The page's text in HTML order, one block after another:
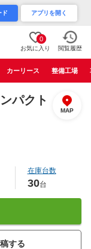
ド アプリを開く
0
お気に入り 閲覧履歴
カーリース 整備工場
パクト
MAP
在庫台数
30台
する